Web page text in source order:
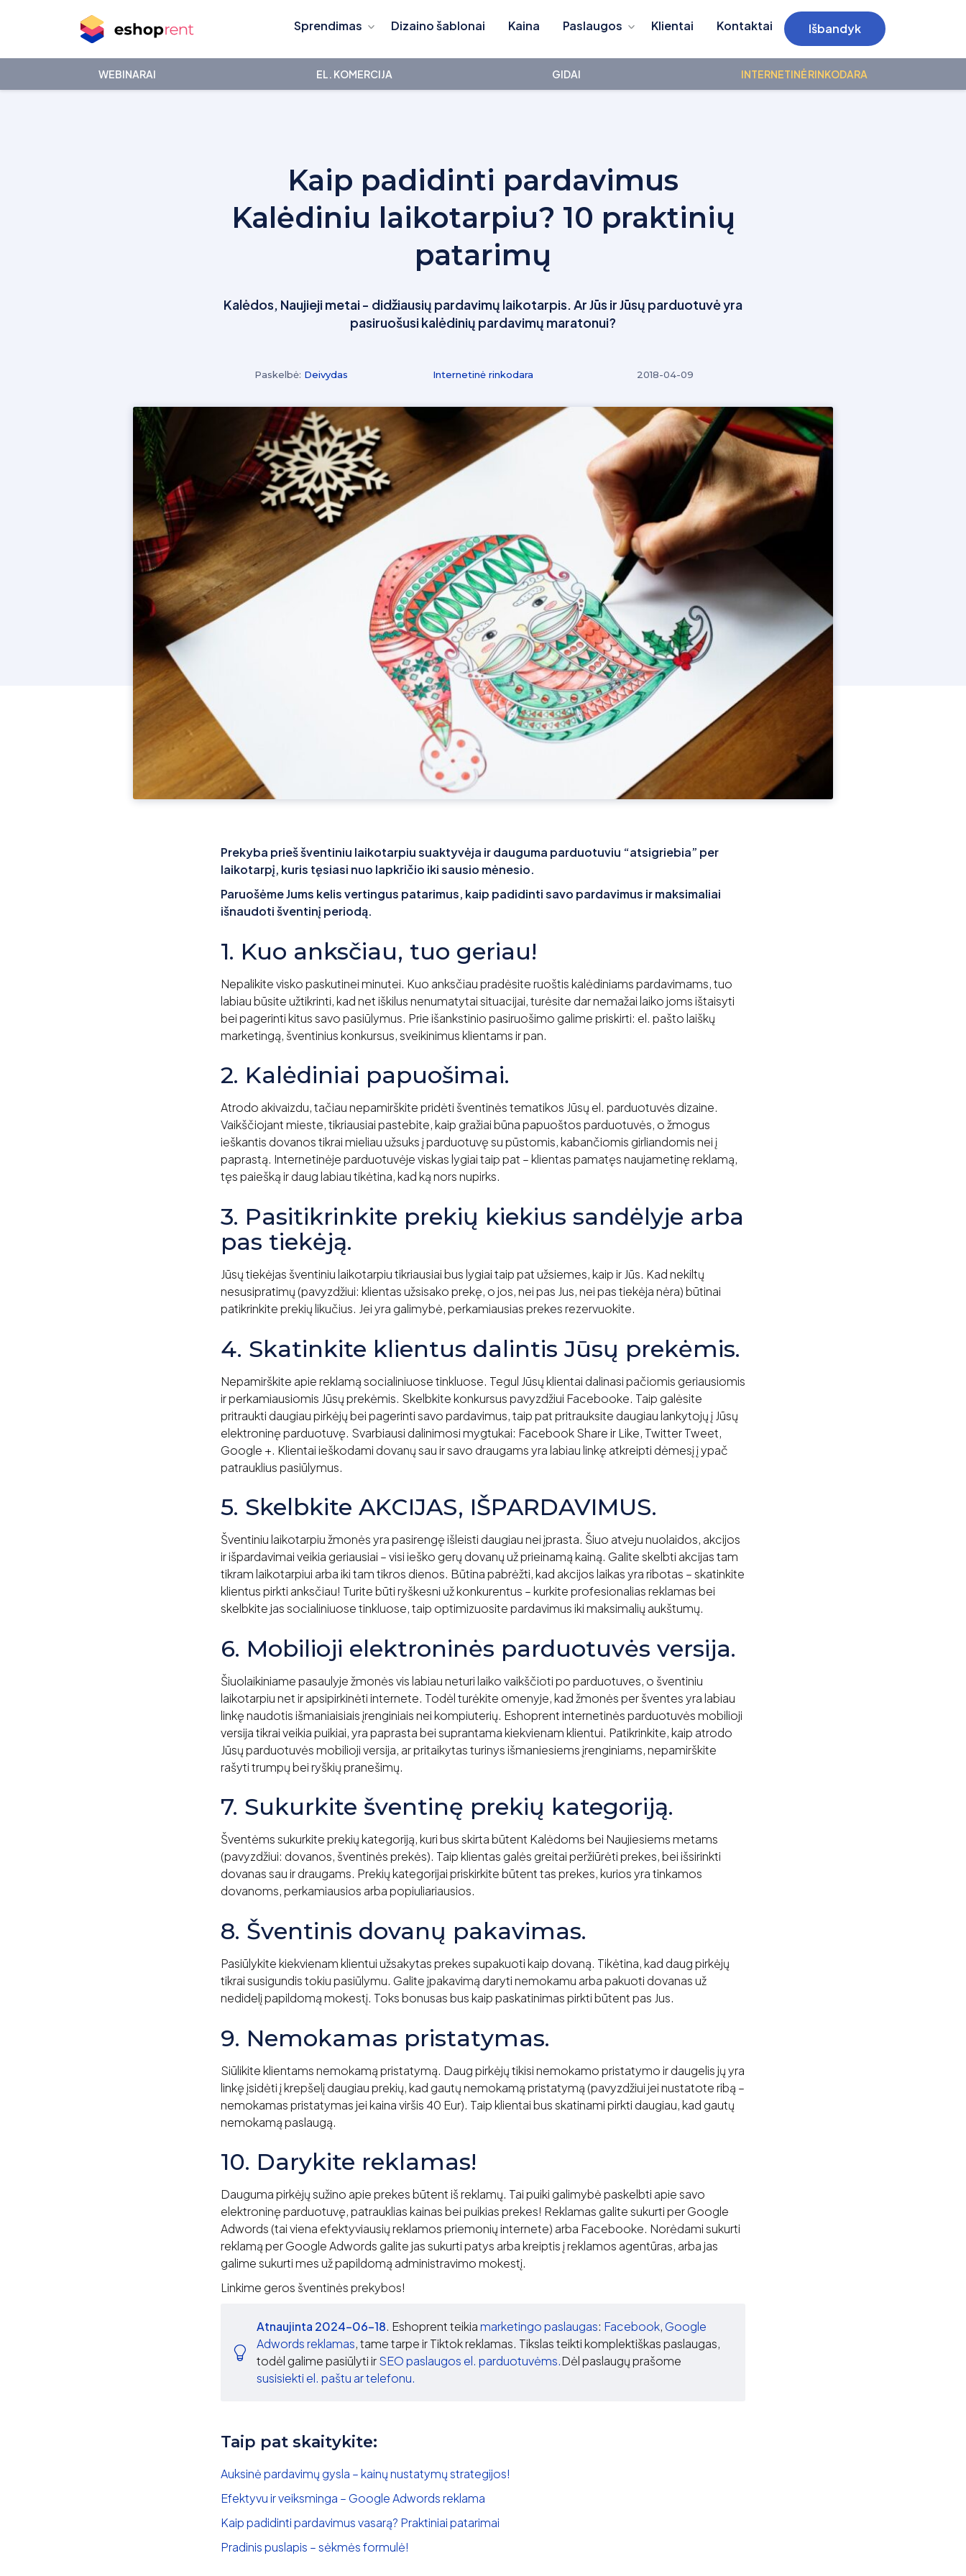
Sprendimas Dizaino šablonai Kaina Paslaugos Klientai Kontaktai Išbandyk
WEBINARAI EL. KOMERCIJA GIDAI INTERNETINĖ RINKODARA
Kaip padidinti pardavimus
Kalėdiniu laikotarpiu? 10 praktinių
patarimų
Kalėdos, Naujieji metai - didžiausių pardavimų laikotarpis. Ar Jūs ir Jūsų parduotuvė yra
pasiruošusi kalėdinių pardavimų maratonui?
2018-04-09
Internetinė rinkodara
Paskelbė: Deivydas
Prekyba prieš šventiniu laikotarpiu suaktyvėja ir dauguma parduotuviu “atsigriebia” per
laikotarpį, kuris tęsiasi nuo lapkričio iki sausio mėnesio.
Paruošėme Jums kelis vertingus patarimus, kaip padidinti savo pardavimus ir maksimaliai
išnaudoti šventinį periodą.
1. Kuo anksčiau, tuo geriau!
Nepalikite visko paskutinei minutei. Kuo anksčiau pradėsite ruoštis kalėdiniams pardavimams, tuo
labiau būsite užtikrinti, kad net iškilus nenumatytai situacijai, turėsite dar nemažai laiko joms ištaisyti
bei pagerinti kitus savo pasiūlymus. Prie išankstinio pasiruošimo galime priskirti: el. pašto laiškų
marketingą, šventinius konkursus, sveikinimus klientams ir pan.
2. Kalėdiniai papuošimai.
Atrodo akivaizdu, tačiau nepamirškite pridėti šventinės tematikos Jūsų el. parduotuvės dizaine.
Vaikščiojant mieste, tikriausiai pastebite, kaip gražiai būna papuoštos parduotuvės, o žmogus
ieškantis dovanos tikrai mieliau užsuks į parduotuvę su pūstomis, kabančiomis girliandomis nei į
paprastą. Internetinėje parduotuvėje viskas lygiai taip pat – klientas pamatęs naujametinę reklamą,
tęs paiešką ir daug labiau tikėtina, kad ką nors nupirks.
3. Pasitikrinkite prekių kiekius sandėlyje arba
pas tiekėją.
Jūsų tiekėjas šventiniu laikotarpiu tikriausiai bus lygiai taip pat užsiemes, kaip ir Jūs. Kad nekiltų
nesusipratimų (pavyzdžiui: klientas užsisako prekę, o jos, nei pas Jus, nei pas tiekėja nėra) būtinai
patikrinkite prekių likučius. Jei yra galimybė, perkamiausias prekes rezervuokite.
4. Skatinkite klientus dalintis Jūsų prekėmis.
Nepamirškite apie reklamą socialiniuose tinkluose. Tegul Jūsų klientai dalinasi pačiomis geriausiomis
ir perkamiausiomis Jūsų prekėmis. Skelbkite konkursus pavyzdžiui Facebooke. Taip galėsite
pritraukti daugiau pirkėjų bei pagerinti savo pardavimus, taip pat pritrauksite daugiau lankytojų į Jūsų
elektroninę parduotuvę. Svarbiausi dalinimosi mygtukai: Facebook Share ir Like, Twitter Tweet,
Google +. Klientai ieškodami dovanų sau ir savo draugams yra labiau linkę atkreipti dėmesį į ypač
patrauklius pasiūlymus.
5. Skelbkite AKCIJAS, IŠPARDAVIMUS.
Šventiniu laikotarpiu žmonės yra pasirengę išleisti daugiau nei įprasta. Šiuo atveju nuolaidos, akcijos
ir išpardavimai veikia geriausiai – visi ieško gerų dovanų už prieinamą kainą. Galite skelbti akcijas tam
tikram laikotarpiui arba iki tam tikros dienos. Būtina pabrėžti, kad akcijos laikas yra ribotas – skatinkite
klientus pirkti anksčiau! Turite būti ryškesni už konkurentus – kurkite profesionalias reklamas bei
skelbkite jas socialiniuose tinkluose, taip optimizuosite pardavimus iki maksimalių aukštumų.
6. Mobilioji elektroninės parduotuvės versija.
Šiuolaikiniame pasaulyje žmonės vis labiau neturi laiko vaikščioti po parduotuves, o šventiniu
laikotarpiu net ir apsipirkinėti internete. Todėl turėkite omenyje, kad žmonės per šventes yra labiau
linkę naudotis išmaniaisiais įrenginiais nei kompiuterių. Eshoprent internetinės parduotuvės mobilioji
versija tikrai veikia puikiai, yra paprasta bei suprantama kiekvienam klientui. Patikrinkite, kaip atrodo
Jūsų parduotuvės mobilioji versija, ar pritaikytas turinys išmaniesiems įrenginiams, nepamirškite
rašyti trumpų bei ryškių pranešimų.
7. Sukurkite šventinę prekių kategoriją.
Šventėms sukurkite prekių kategoriją, kuri bus skirta būtent Kalėdoms bei Naujiesiems metams
(pavyzdžiui: dovanos, šventinės prekės). Taip klientas galės greitai peržiūrėti prekes, bei išsirinkti
dovanas sau ir draugams. Prekių kategorijai priskirkite būtent tas prekes, kurios yra tinkamos
dovanoms, perkamiausios arba popiuliariausios.
8. Šventinis dovanų pakavimas.
Pasiūlykite kiekvienam klientui užsakytas prekes supakuoti kaip dovaną. Tikėtina, kad daug pirkėjų
tikrai susigundis tokiu pasiūlymu. Galite įpakavimą daryti nemokamu arba pakuoti dovanas už
nedidelį papildomą mokestį. Toks bonusas bus kaip paskatinimas pirkti būtent pas Jus.
9. Nemokamas pristatymas.
Siūlikite klientams nemokamą pristatymą. Daug pirkėjų tikisi nemokamo pristatymo ir daugelis jų yra
linkę įsidėti į krepšelį daugiau prekių, kad gautų nemokamą pristatymą (pavyzdžiui jei nustatote ribą –
nemokamas pristatymas jei kaina viršis 40 Eur). Taip klientai bus skatinami pirkti daugiau, kad gautų
nemokamą paslaugą.
10. Darykite reklamas!
Dauguma pirkėjų sužino apie prekes būtent iš reklamų. Tai puiki galimybė paskelbti apie savo
elektroninę parduotuvę, patrauklias kainas bei puikias prekes! Reklamas galite sukurti per Google
Adwords (tai viena efektyviausių reklamos priemonių internete) arba Facebooke. Norėdami sukurti
reklamą per Google Adwords galite jas sukurti patys arba kreiptis į reklamos agentūras, arba jas
galime sukurti mes už papildomą administravimo mokestį.
Linkime geros šventinės prekybos!
Atnaujinta 2024-06-18. Eshoprent teikiamarketingo paslaugas: Facebook, Google
Adwords reklamas, tame tarpe ir Tiktok reklamas. Tikslas teikti komplektiškas paslaugas,
todėl galime pasiūlyti irSEO paslaugos el. parduotuvėms.Dėl paslaugų prašome
susisiekti el. paštu ar telefonu.
Taip pat skaitykite:
Auksinė pardavimų gysla – kainų nustatymų strategijos!
Efektyvu ir veiksminga – Google Adwords reklama
Kaip padidinti pardavimus vasarą? Praktiniai patarimai
Pradinis puslapis – sėkmės formulė!